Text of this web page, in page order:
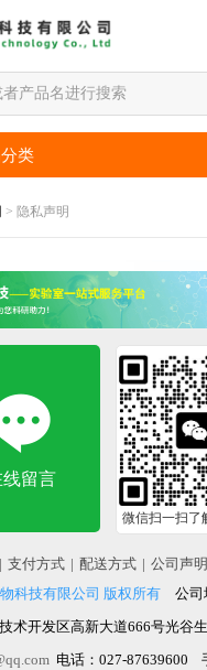
类
> 隐私声明
线留言
微信扫一扫了
| 支付方式 | 配送方式 | 公司声明
科技有限公司 版权所有公司
术开发区高新大道666号光谷
电话：027-87639600